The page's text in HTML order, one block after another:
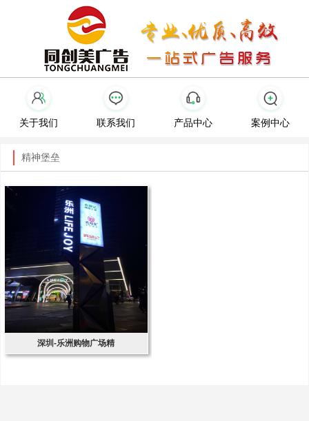
关于我们 联系我们 产品中心 案例中心
精神堡垒
深圳-乐洲购物广场精